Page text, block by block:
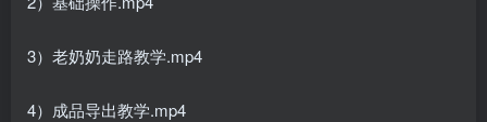
3）老奶奶走路教学.mp4
4）成品导出教学.mp4